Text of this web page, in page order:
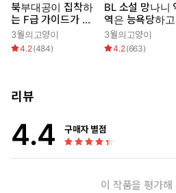
<미리보기>
“흑? 뭐, 뭐를 잘못해요?”
“내가 널 보호해 주는데 네 멋대로 도
야. 밖에서 사복을 입은 경찰이 널 체포
북부대공이 집착하
는 F급 가이드가 되
었다
3월의고양이
4.2(484)
BL 소설 망나니
역은 능욕당하고
어!
3월의고양이
4.2(663)
리뷰
4.4 구매자 별점
이 작품을 평가해